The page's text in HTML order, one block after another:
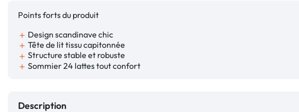
Points forts du produit
add Design scandinave chic
add Tête de lit tissu capitonnée
add Structure stable et robuste
add Sommier 24 lattes tout confort
Description